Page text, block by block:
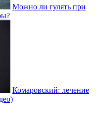
Можно ли гулять при
Комаровский: лечение